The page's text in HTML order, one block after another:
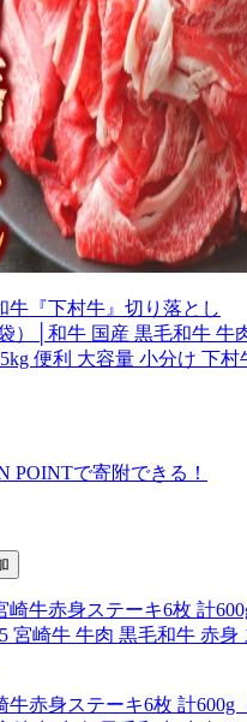
牛『下村牛』切り落とし
）│和牛 国産 黒毛和牛 牛
便利 大容量 小分け 下村
POINTで寄附できる！
牛赤身ステーキ6枚 計600g